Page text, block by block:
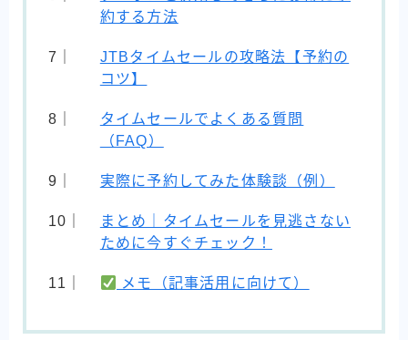
約する方法
JTBタイムセールの攻略法【予約の
コツ】
タイムセールでよくある質問
（FAQ）
実際に予約してみた体験談（例）
まとめ｜タイムセールを見逃さない
ために今すぐチェック！
メモ（記事活用に向けて）